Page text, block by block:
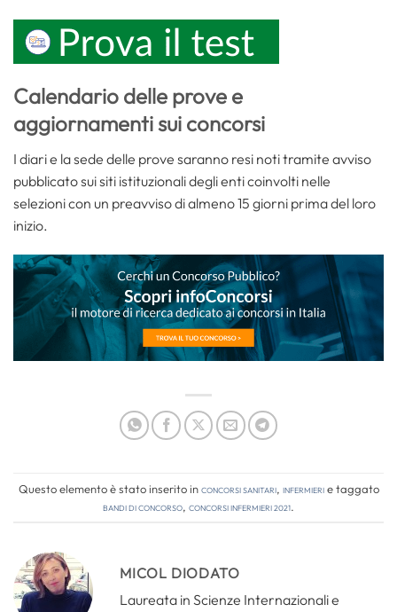
Calendario delle prove e
aggiornamenti sui concorsi
I diari e la sede delle prove saranno resi noti tramite avviso
pubblicato sui siti istituzionali degli enti coinvolti nelle
selezioni con un preavviso di almeno 15 giorni prima del loro
inizio.
Questo elemento è stato inserito inConcorsi Sanitari, Infermierie taggato
bandi di concorso, concorsi infermieri 2021.
MICOL DIODATO
Laureata in Scienze Internazionali e